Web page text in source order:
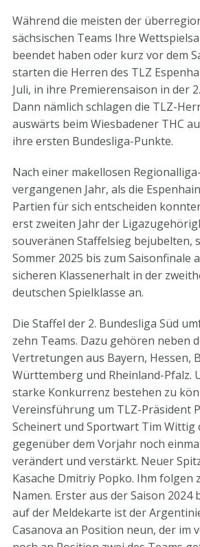
Während die meisten der
sächsischen Teams Ihre
beendet haben oder kurz vor dem
starten die Herren des TLZ
Juli, in ihre Premierensaison in der
Dann nämlich schlagen die TLZ-
auswärts beim Wiesbadener THC
ihre ersten Bundesliga-Punkte.
Nach einer makellosen
vergangenen Jahr, als die
Partien für sich entscheiden
erst zweiten Jahr der
souveränen Staffelsieg bejubelten,
Sommer 2025 bis zum Saisonfinale
sicheren Klassenerhalt in der
deutschen Spielklasse an.
Die Staffel der 2. Bundesliga Süd
zehn Teams. Dazu gehören neben
Vertretungen aus Bayern, Hessen,
Württemberg und Rheinland-Pfalz.
starke Konkurrenz bestehen zu
Vereinsführung um TLZ-Präsident
Scheinert und Sportwart Tim Wittig
gegenüber dem Vorjahr noch
verändert und verstärkt. Neuer
Kasache Dmitriy Popko. Ihm folgen
Namen. Erster aus der Saison 2024
auf der Meldekarte ist der
Casanova an Position neun, der im